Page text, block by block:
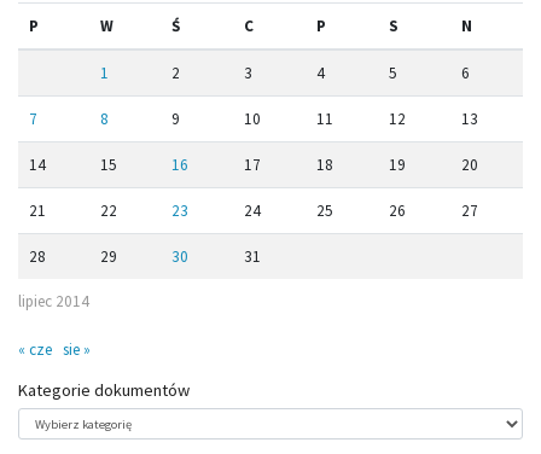
lipiec 2014
P W Ś C P S N
1 2 3 4 5 6
7 8 9 10 11 12 13
14 15 16 17 18 19 20
21 22 23 24 25 26 27
28 29 30 31
« cze sie »
Kategorie dokumentów
dokumentów